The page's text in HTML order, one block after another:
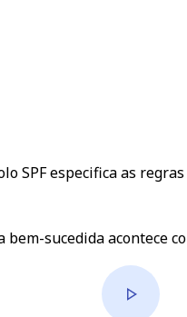
SPF especifica as
bem-sucedida acontece